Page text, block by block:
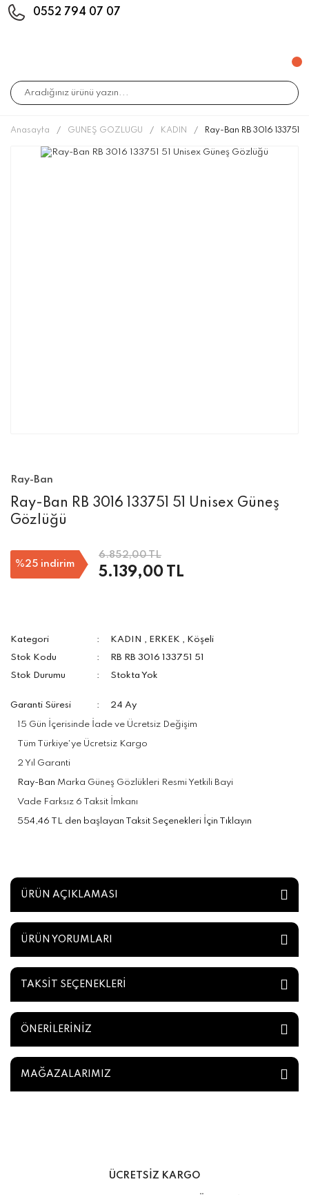
0552 794 07 07
Anasayfa GÜNEŞ GÖZLÜĞÜ KADIN Ray-Ban RB 3016 133751
Ray-Ban
Ray-Ban RB 3016 133751 51 Unisex Güneş
Gözlüğü
%25 indirim
6.852,00 TL
5.139,00 TL
Kategori KADIN , ERKEK , Köşeli
Stok Kodu
RB RB 3016 133751 51
Stok Durumu
Stokta Yok
Garanti Süresi 24 Ay
15 Gün İçerisinde İade ve Ücretsiz Değişim
Tüm Türkiye'ye Ücretsiz Kargo
2 Yıl Garanti
Ray-Ban Marka Güneş Gözlükleri Resmi Yetkili Bayi
Vade Farksız 6 Taksit İmkanı
554,46 TL den başlayan Taksit Seçenekleri İçin Tıklayın
ÜRÜN AÇIKLAMASI
ÜRÜN YORUMLARI
TAKSİT SEÇENEKLERİ
ÖNERİLERİNİZ
MAĞAZALARIMIZ
ÜCRETSİZ KARGO